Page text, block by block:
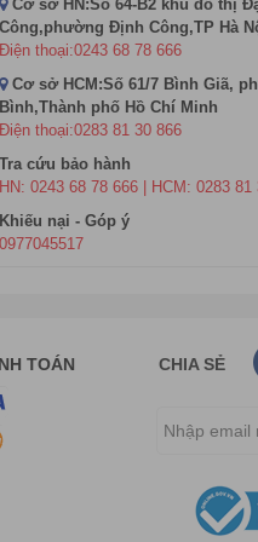
cấp hơn như phát hiện kích
tiền của các nước khác nhau
Cơ sở HN:Số 64-B2 khu đô thị
Công,phường Định Công,TP Hà
Điện thoại:0243 68 78 666
Cơ sở HCM:Số 61/7 Bình Giã,
Bình,Thành phố Hồ Chí Minh
Điện thoại:0283 81 30 866
Tra cứu bảo hành
HN: 0243 68 78 666 | HCM: 0283 81
Khiếu nại - Góp ý
0977045517
TOÁN CHIA SẺ